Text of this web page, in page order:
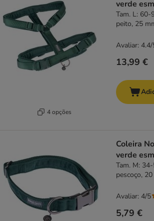
4 opções
verde
Tam. L: 60-
peito, 25
13,99 €
Avaliar:
Coleira
verde
Tam. M:
pescoço,
5,79 €
Avaliar: 4/5